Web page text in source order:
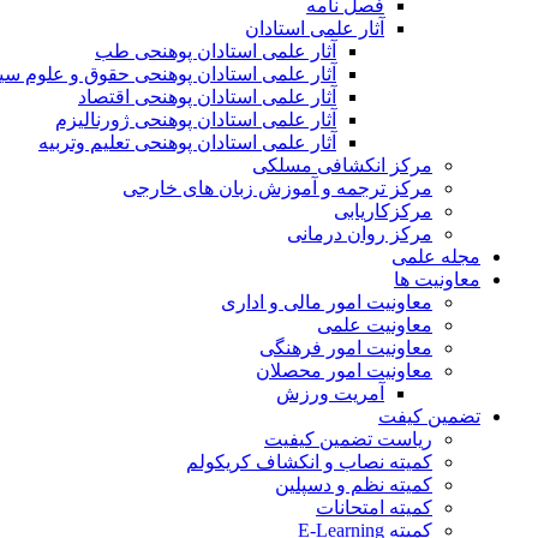
فصل نامه
آثار علمی استادان
آثار علمی استادان پوهنحی طب
آثار علمی استادان پوهنحی حقوق و علوم
آثار علمی استادان پوهنحی اقتصاد
آثار علمی استادان پوهنحی ژورنالیزم
آثار علمی استادان پوهنحی تعلیم وتربیه
مرکز انکشافی مسلکی
مرکز ترجمه و آموزش زبان های خارجی
مرکزکاریابی
مرکز روان درمانی
مجله علمی
معاونیت ها
معاونیت امور مالی و اداری
معاونیت علمی
معاونیت امور فرهنگی
معاونیت امور محصلان
آمریت ورزش
تضمین کیفت
ریاست تضمین کیفیت
کمیته نصاب و انکشاف کریکولم
کمیته نظم و دسپلین
کمیته امتحانات
کمیته E-Learning